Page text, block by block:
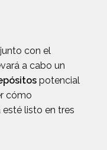
con el
a cabo un
potencial
cómo
listo en tres